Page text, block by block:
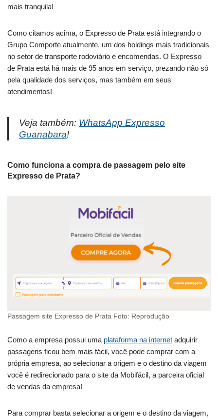
mais tranquila!
Como citamos acima, o Expresso de Prata está integrando o
Grupo Comporte atualmente, um dos holdings mais tradicionais
no setor de transporte rodoviário e encomendas. O Expresso
de Prata está há mais de 95 anos em serviço, prezando não só
pela qualidade dos serviços, mas também em seus
atendimentos!
Veja também: WhatsApp Expresso
Guanabara!
Como funciona a compra de passagem pelo site
Expresso de Prata?
Passagem site Expresso de Prata Foto: Reprodução
Como a empresa possui uma plataforma na internet adquirir
passagens ficou bem mais fácil, você pode comprar com a
própria empresa, ao selecionar a origem e o destino da viagem
você é redirecionado para o site da Mobifácil, a parceira oficial
de vendas da empresa!
Para comprar basta selecionar a origem e o destino da viagem,